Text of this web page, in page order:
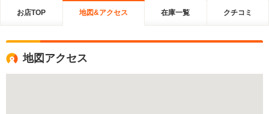
お店TOP 地図&アクセス 在庫一覧 クチコミ
地図アクセス